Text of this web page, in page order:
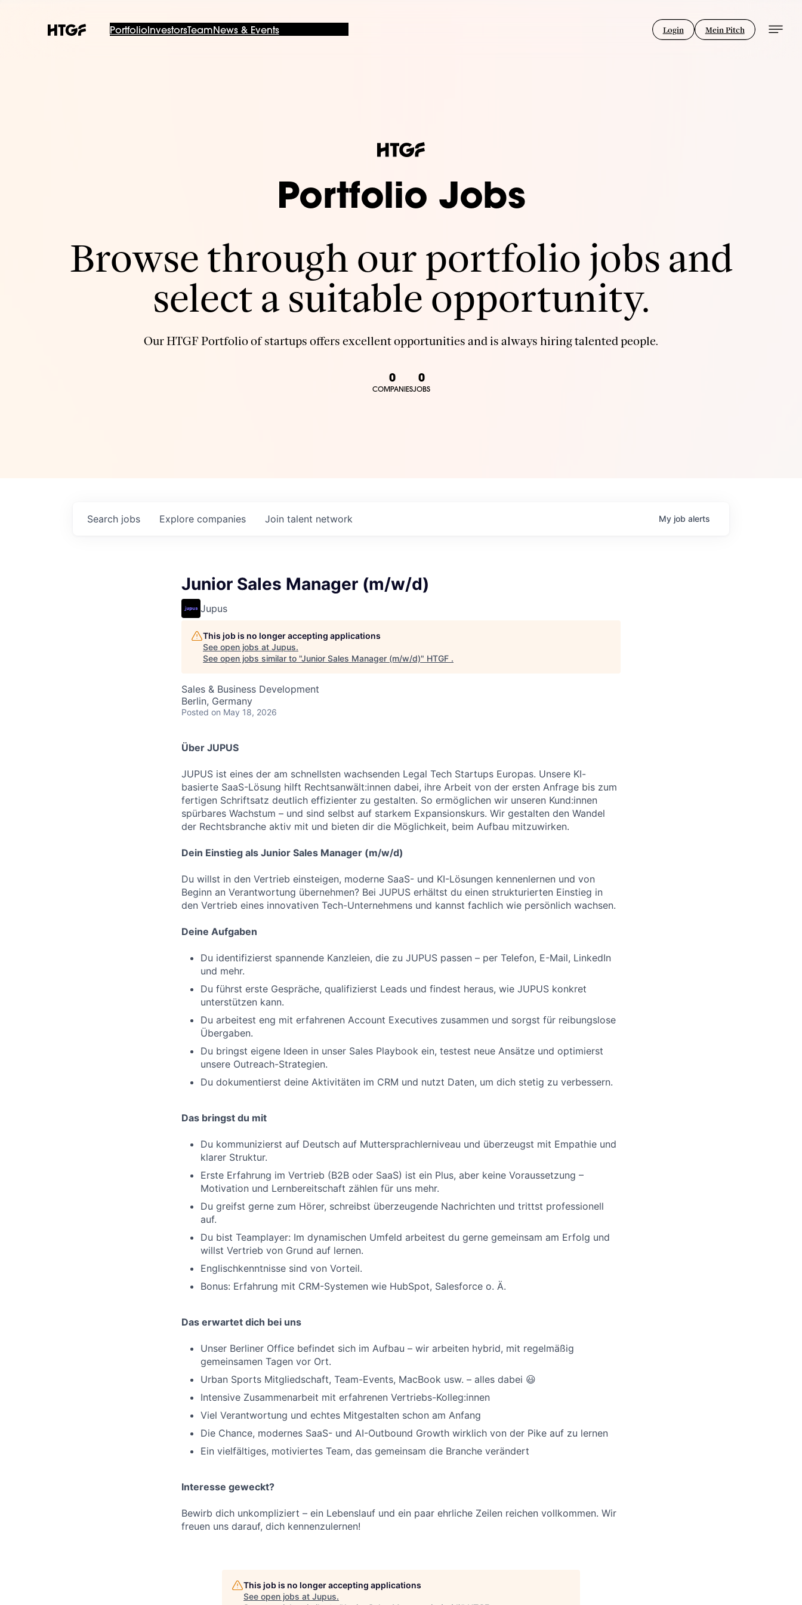
PortfolioInvestorsTeam News & Events Login Mein Pitch
Portfolio Jobs
Browse through our portfolio jobs and
select a suitable opportunity.
Our HTGF Portfolio of startups offers excellent opportunities and is always hiring talented people.
0
COMPANIES
0
JOBS
Search jobs Explore companies Join talent network My job alerts
Junior Sales Manager (m/w/d)
Jupus
This job is no longer accepting applications
See open jobs at Jupus.
See open jobs similar to "Junior Sales Manager (m/w/d)" HTGF .
Sales & Business Development
Berlin, Germany
Posted on May 18, 2026
Über JUPUS
JUPUS ist eines der am schnellsten wachsenden Legal Tech Startups Europas. Unsere KI-
basierte SaaS-Lösung hilft Rechtsanwält:innen dabei, ihre Arbeit von der ersten Anfrage bis zum
fertigen Schriftsatz deutlich effizienter zu gestalten. So ermöglichen wir unseren Kund:innen
spürbares Wachstum – und sind selbst auf starkem Expansionskurs. Wir gestalten den Wandel
der Rechtsbranche aktiv mit und bieten dir die Möglichkeit, beim Aufbau mitzuwirken.
Dein Einstieg als Junior Sales Manager (m/w/d)
Du willst in den Vertrieb einsteigen, moderne SaaS- und KI-Lösungen kennenlernen und von
Beginn an Verantwortung übernehmen? Bei JUPUS erhältst du einen strukturierten Einstieg in
den Vertrieb eines innovativen Tech-Unternehmens und kannst fachlich wie persönlich wachsen.
Deine Aufgaben
Du identifizierst spannende Kanzleien, die zu JUPUS passen – per Telefon, E-Mail, LinkedIn
und mehr.
Du führst erste Gespräche, qualifizierst Leads und findest heraus, wie JUPUS konkret
unterstützen kann.
Du arbeitest eng mit erfahrenen Account Executives zusammen und sorgst für reibungslose
Übergaben.
Du bringst eigene Ideen in unser Sales Playbook ein, testest neue Ansätze und optimierst
unsere Outreach-Strategien.
Du dokumentierst deine Aktivitäten im CRM und nutzt Daten, um dich stetig zu verbessern.
Das bringst du mit
Du kommunizierst auf Deutsch auf Muttersprachlerniveau und überzeugst mit Empathie und
klarer Struktur.
Erste Erfahrung im Vertrieb (B2B oder SaaS) ist ein Plus, aber keine Voraussetzung –
Motivation und Lernbereitschaft zählen für uns mehr.
Du greifst gerne zum Hörer, schreibst überzeugende Nachrichten und trittst professionell
auf.
Du bist Teamplayer: Im dynamischen Umfeld arbeitest du gerne gemeinsam am Erfolg und
willst Vertrieb von Grund auf lernen.
Englischkenntnisse sind von Vorteil.
Bonus: Erfahrung mit CRM-Systemen wie HubSpot, Salesforce o. Ä.
Das erwartet dich bei uns
Unser Berliner Office befindet sich im Aufbau – wir arbeiten hybrid, mit regelmäßig
gemeinsamen Tagen vor Ort.
Urban Sports Mitgliedschaft, Team-Events, MacBook usw. – alles dabei 😃
Intensive Zusammenarbeit mit erfahrenen Vertriebs-Kolleg:innen
Viel Verantwortung und echtes Mitgestalten schon am Anfang
Die Chance, modernes SaaS- und AI-Outbound Growth wirklich von der Pike auf zu lernen
Ein vielfältiges, motiviertes Team, das gemeinsam die Branche verändert
Interesse geweckt?
Bewirb dich unkompliziert – ein Lebenslauf und ein paar ehrliche Zeilen reichen vollkommen. Wir
freuen uns darauf, dich kennenzulernen!
This job is no longer accepting applications
See open jobs at Jupus.